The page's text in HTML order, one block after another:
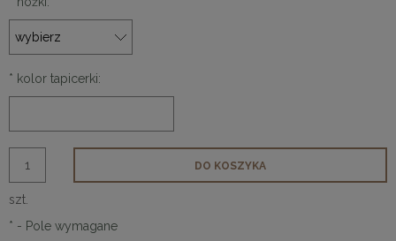
* kolor tapicerki:
szt.
DO KOSZYKA
* - Pole wymagane